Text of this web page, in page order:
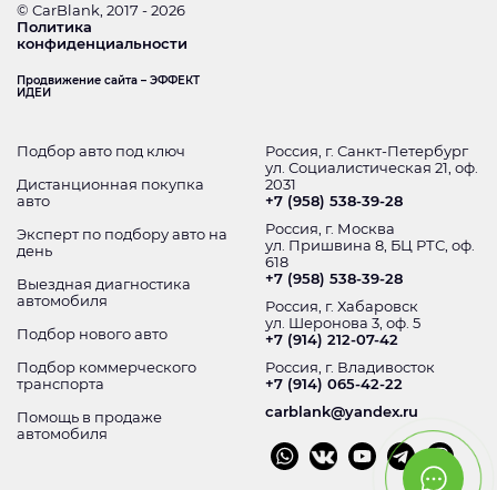
© CarBlank, 2017 - 2026
Политика
конфиденциальности
Продвижение сайта – ЭФФЕКТ
ИДЕИ
Подбор авто под ключ
Дистанционная покупка
авто
Эксперт по подбору авто на
день
Выездная диагностика
автомобиля
Подбор нового авто
Подбор коммерческого
транспорта
Помощь в продаже
автомобиля
Россия, г. Санкт-Петербург
ул. Социалистическая 21, оф.
2031
+7 (958) 538-39-28
Россия, г. Москва
ул. Пришвина 8, БЦ РТС, оф.
618
+7 (958) 538-39-28
Россия, г. Хабаровск
ул. Шеронова 3, оф. 5
+7 (914) 212-07-42
Россия, г. Владивосток
+7 (914) 065-42-22
carblank@yandex.ru